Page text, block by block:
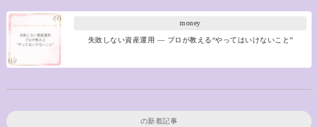
money
失敗しない資産運用 ― プロが教える“やってはいけないこと”
の新着記事